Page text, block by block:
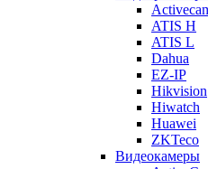
ATIS H
ATIS L
Dahua
EZ-IP
Hikvision
Hiwatch
Huawei
ZKTeco
Видеокамеры